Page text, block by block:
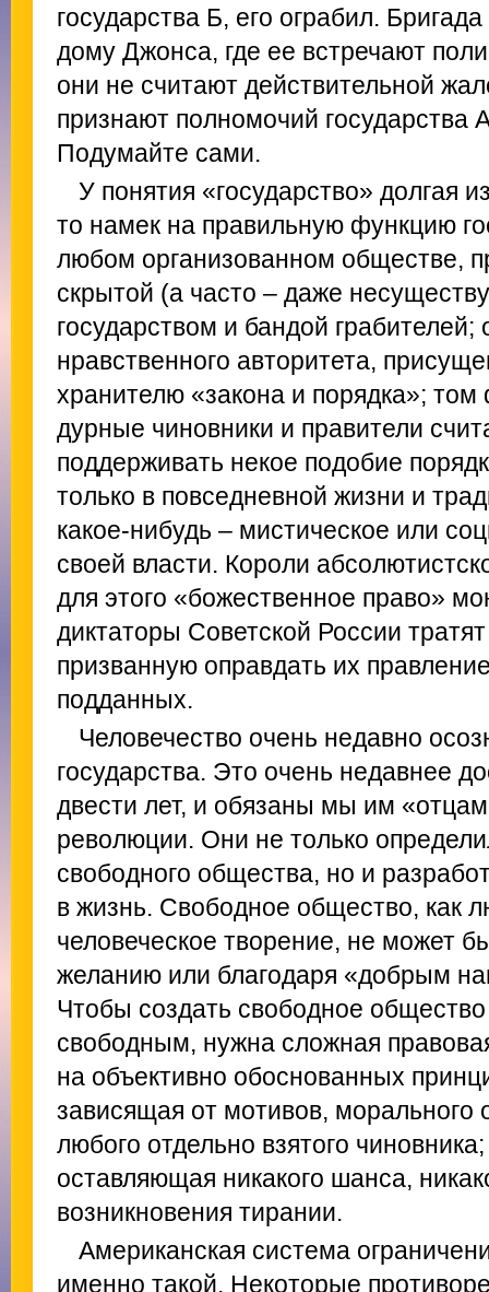
государства Б, его ограбил.
дому Джонса, где ее встречают
они не считают действительной
признают полномочий государства
Подумайте сами.
У понятия «государство» долгая
то намек на правильную функцию
любом организованном обществе,
скрытой (а часто – даже
государством и бандой
нравственного авторитета,
хранителю «закона и порядка»;
дурные чиновники и правители
поддерживать некое подобие
только в повседневной жизни и
какое-нибудь – мистическое или
своей власти. Короли
для этого «божественное право»
диктаторы Советской России
призванную оправдать их
подданных.
Человечество очень недавно
государства. Это очень недавнее
двести лет, и обязаны мы им
революции. Они не только
свободного общества, но и
в жизнь. Свободное общество, как
человеческое творение, не может
желанию или благодаря «добрым
Чтобы создать свободное общество
свободным, нужна сложная
на объективно обоснованных
зависящая от мотивов, морального
любого отдельно взятого
оставляющая никакого шанса,
возникновения тирании.
Американская система
именно такой. Некоторые